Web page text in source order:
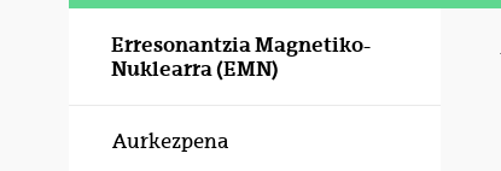
Erresonantzia Magnetiko-
Nuklearra (EMN)
Aurkezpena